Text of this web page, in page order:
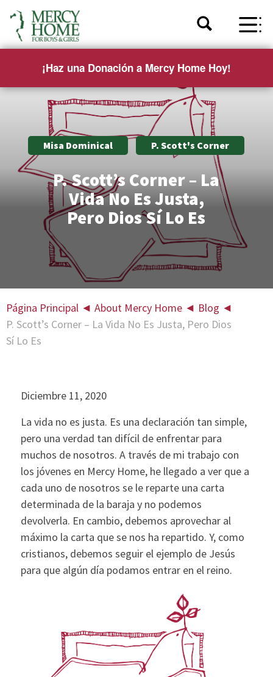
¡Haz una Donación a Mercy Home Hoy!
Misa Dominical P. Scott's Corner
P. Scott’s Corner – La
Vida No Es Justa,
Pero Dios Sí Lo Es
Página Principal ◄ About Mercy Home ◄ Blog ◄
P. Scott’s Corner – La Vida No Es Justa, Pero Dios
Sí Lo Es
Diciembre 11, 2020
La vida no es justa. Es una declaración tan simple,
pero una verdad tan difícil de enfrentar para
muchos de nosotros. A través de mi trabajo con
los jóvenes en Mercy Home, he llegado a ver que a
cada uno de nosotros se le reparte una carta
determinada de la baraja y no podemos
devolverla. En cambio, debemos aprovechar al
máximo la carta que se nos ha repartido. Y, como
cristianos, debemos seguir el ejemplo de Jesús
para que algún día podamos entrar en el reino.